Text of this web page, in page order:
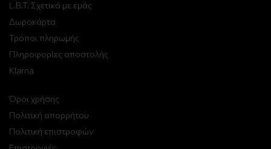
L.B.T. Σχετικά με εμάς
Δωροκάρτα
Τρόποι πληρωμής
Πληροφορίες αποστολής
Klarna
Όροι χρήσης
Πολιτική απορρήτου
Πολιτική επιστροφών